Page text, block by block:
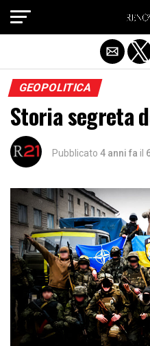
GEOPOLITICA
Storia segreta
Pubblicato 4 anni fa il
Exit